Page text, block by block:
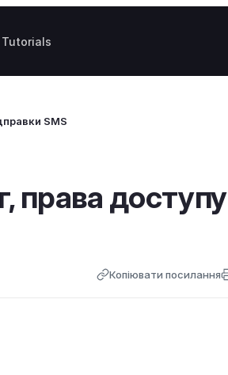
Tutorials
SMS
права доступу
Копіювати посилання